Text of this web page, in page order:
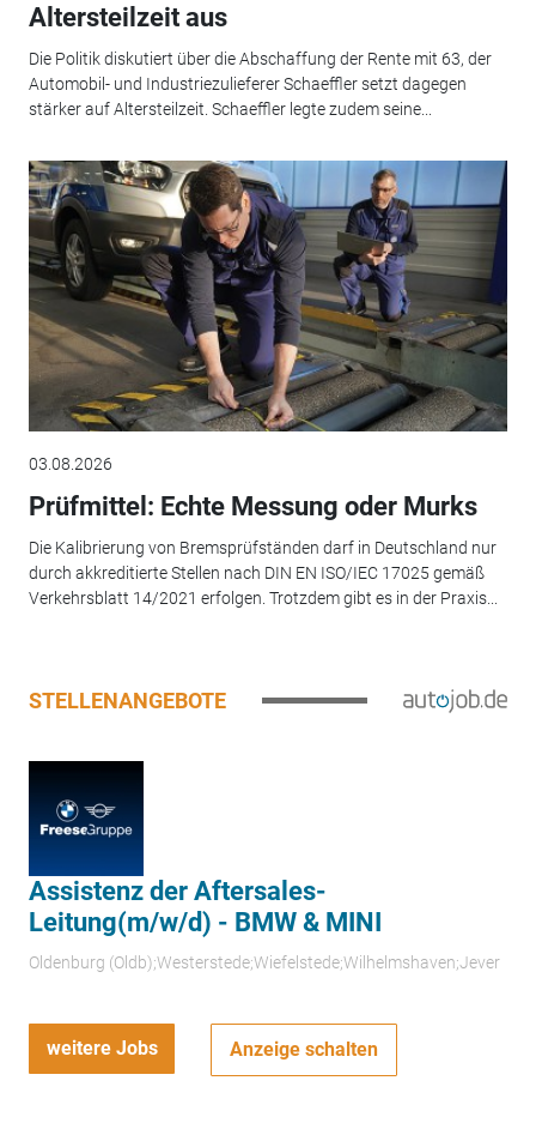
Altersteilzeit aus
Die Politik diskutiert über die Abschaffung der Rente mit 63, der
Automobil- und Industriezulieferer Schaeffler setzt dagegen
stärker auf Altersteilzeit. Schaeffler legte zudem seine...
03.08.2026
Prüfmittel: Echte Messung oder Murks
Die Kalibrierung von Bremsprüfständen darf in Deutschland nur
durch akkreditierte Stellen nach DIN EN ISO/IEC 17025 gemäß
Verkehrsblatt 14/2021 erfolgen. Trotzdem gibt es in der Praxis...
STELLENANGEBOTE
Assistenz der Aftersales-
Leitung(m/w/d) - BMW & MINI
Oldenburg (Oldb);Westerstede;Wiefelstede;Wilhelmshaven;Jever
weitere Jobs Anzeige schalten